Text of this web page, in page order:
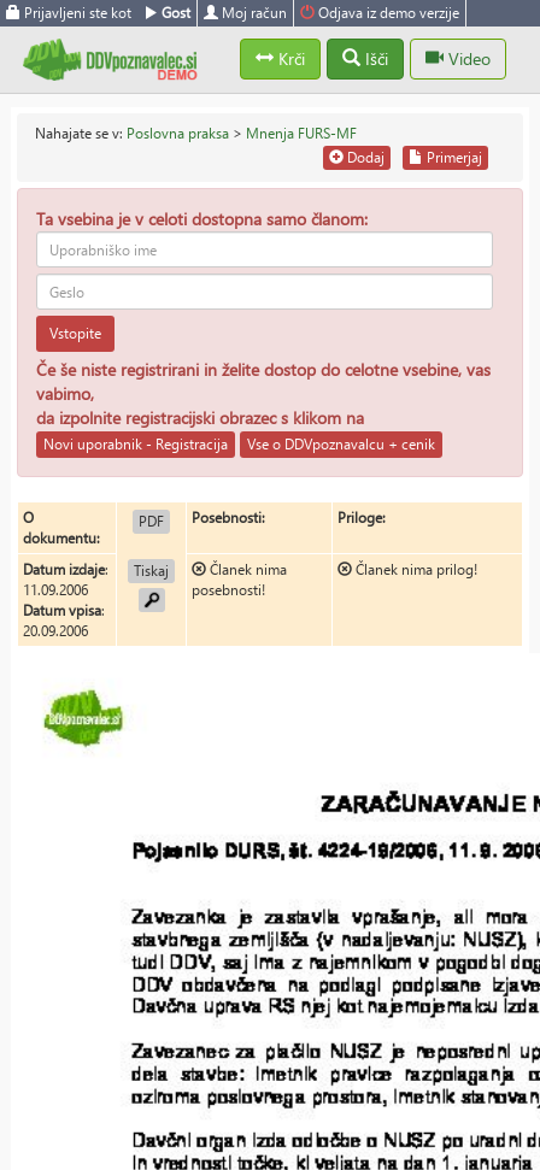
Prijavljeni ste kot Gost Moj račun Odjava iz demo verzije
Krči Išči Video
Nahajate se v: Poslovna praksa > Mnenja FURS-MF
Primerjaj
Dodaj
Ta vsebina je v celoti dostopna samo članom:
Vstopite
Če še niste registrirani in želite dostop do celotne vsebine, vas
vabimo,
da izpolnite registracijski obrazec s klikom na
Novi uporabnik - Registracija Vse o DDVpoznavalcu + cenik
O
dokumentu:
PDF
Tiskaj
Posebnosti: Priloge:
Datum izdaje:
11.09.2006
Datum vpisa:
20.09.2006
Članek nima
posebnosti!
Članek nima prilog!